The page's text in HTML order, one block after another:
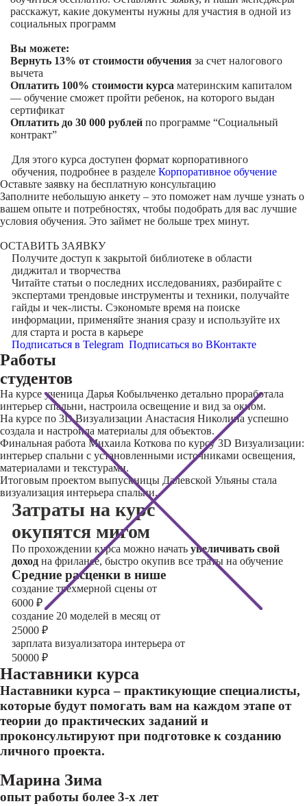
расскажут, какие документы нужны для участия в одной из
социальных программ
Вы можете:
Вернуть 13% от стоимости обучения за счет налогового
вычета
Оплатить 100% стоимости курса материнским капиталом
— обучение сможет пройти ребенок, на которого выдан
сертификат
Оплатить до 30 000 рублей по программе “Социальный
контракт”
Для этого курса доступен формат корпоративного
обучения, подробнее в разделе Корпоративное обучение
Оставьте заявку на бесплатную консультацию
Заполните небольшую анкету – это поможет нам лучше узнать о
вашем опыте и потребностях, чтобы подобрать для вас лучшие
условия обучения. Это займет не больше трех минут.
ОСТАВИТЬ ЗАЯВКУ
Получите доступ к закрытой библиотекев области
диджитал и творчества
Читайте статьи о последних исследованиях, разбирайте с
экспертами трендовые инструменты и техники, получайте
гайды и чек-листы. Сэкономьте время на поиске
информации, применяйте знания сразу и используйте их
для старта и роста в карьере
Подписаться в Telegram Подписаться во ВКонтакте
Работы
студентов
На курсе ученица Дарья Кобыльченко детально проработала
интерьер спальни, настроила освещение и вид за окном.
На курсе по 3D Визуализации Анастасия Николина успешно
создала и настроила материалы для объектов.
Финальная работа Михаила Коткова по курсу 3D Визуализации:
интерьер спальни с установленными источниками освещения,
материалами и текстурами.
Итоговым проектом выпускницы Далевской Ульяны стала
визуализация интерьера спальни.
Затраты на курс
окупятся мигом
По прохождении курса можно начатьувеличивать свой
доходна фрилансе, быстро окупив все траты на обучение
Cредние расценки в нише
cоздание трехмерной сцены от
6000 ₽
cоздание 20 моделей в месяц от
25000 ₽
зарплата визуализатора интерьера от
50000 ₽
Наставники курса
Наставники курса – практикующие специалисты,
которые будут помогать вам на каждом этапе от
теории до практических заданий и
проконсультируют при подготовке к созданию
личного проекта.
Марина Зима
опыт работы более 3-х лет